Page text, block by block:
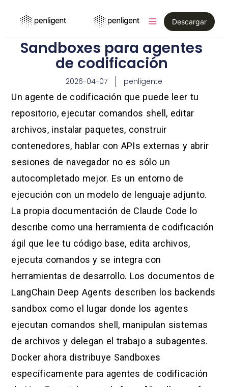
Descargar
Sandboxes para agentes
de codificación
2026-04-07 penligente
Un agente de codificación que puede leer tu
repositorio, ejecutar comandos shell, editar
archivos, instalar paquetes, construir
contenedores, hablar con APIs externas y abrir
sesiones de navegador no es sólo un
autocompletado mejor. Es un entorno de
ejecución con un modelo de lenguaje adjunto.
La propia documentación de Claude Code lo
describe como una herramienta de codificación
ágil que lee tu código base, edita archivos,
ejecuta comandos y se integra con
herramientas de desarrollo. Los documentos de
LangChain Deep Agents describen los backends
sandbox como el lugar donde los agentes
ejecutan comandos shell, manipulan sistemas
de archivos y delegan el trabajo a subagentes.
Docker ahora distribuye Sandboxes
específicamente para agentes de codificación